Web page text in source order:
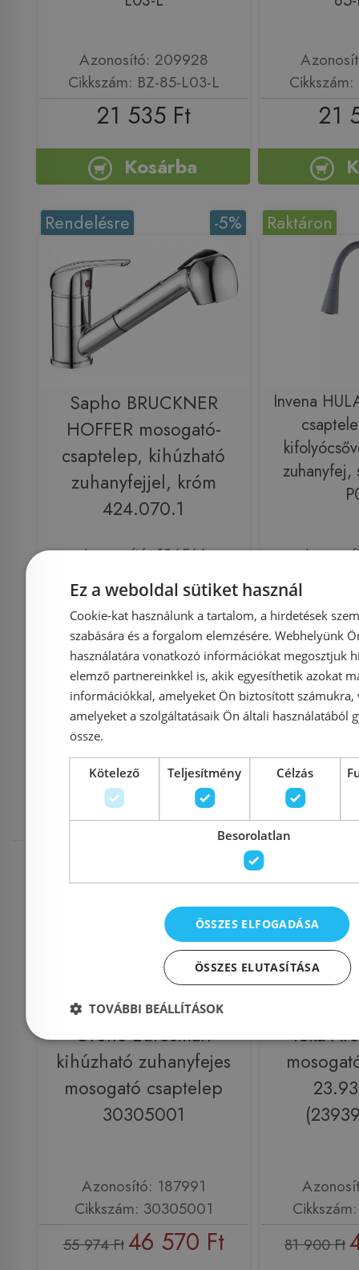
Azonosító: 209928
Cikkszám: BZ-85-L03-L
21 535 Ft
Kosárba
21
-5%
Rendelésre
Sapho BRUCKNER
HOFFER mosogató-
csaptelep, kihúzható
zuhanyfejjel, króm
424.070.1
Azonosító: 186566
27 000 Ft 25 650 Ft
Kosárba
Raktáron
Invena
zuhanyfej,
21
Mások
megnézték
Grohe Eurosmart
kihúzható zuhanyfejes
mosogató csaptelep
30305001
Azonosító: 187991
Cikkszám: 30305001
55 974 Ft 46 570 Ft
Teka
81 900 Ft
Ez a weboldal sütiket használ
Cookie-kat használunk a tartalom, a hirdetések
szabására és a forgalom elemzésére. Webhelyünk
használatára vonatkozó információkat megosztjuk
elemző partnereinkkel is, akik egyesíthetik azokat
információkkal, amelyeket Ön biztosított számukra,
amelyeket a szolgáltatásaik Ön általi használatából
össze.
Kötelező Teljesítmény Célzás
Besorolatlan
ÖSSZES ELFOGADÁSA
ÖSSZES ELUTASÍTÁSA
TOVÁBBI BEÁLLÍTÁSOK